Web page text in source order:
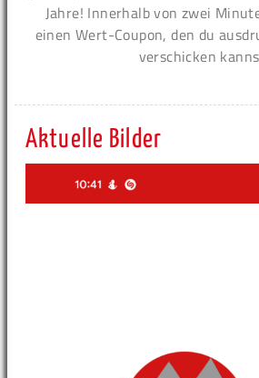
Jahre! Innerhalb von zwei
einen Wert-Coupon, den du
verschicken
Aktuelle Bilder